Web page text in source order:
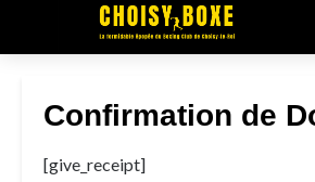
Confirmation de
[give_receipt]